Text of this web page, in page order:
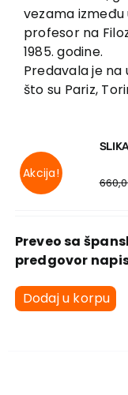
Vesti
EU PROJEKTI
Kontakt
vezama između
profesor na
1985. godine.
Predavala je
što su Pariz,
Akcija!
Preveo sa
predgovor
Dodaj u korpu